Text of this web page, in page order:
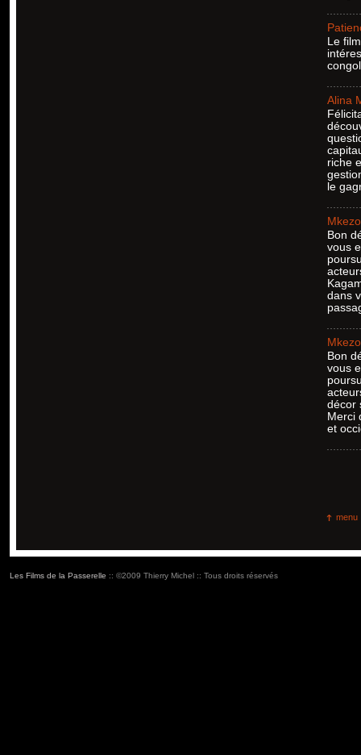
Le
Alina
riche
le
Bon
vous
dans
Bon
vous
décor
Merci
et
menu
Les Films de la Passerelle :: ©2009 Thierry Michel :: Tous droits réservés